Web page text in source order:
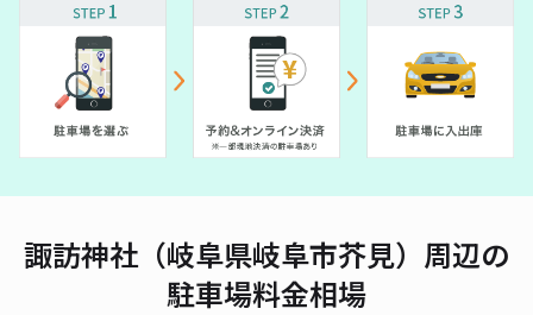
諏訪神社（岐阜県岐阜市芥見）周辺の
駐車場料金相場